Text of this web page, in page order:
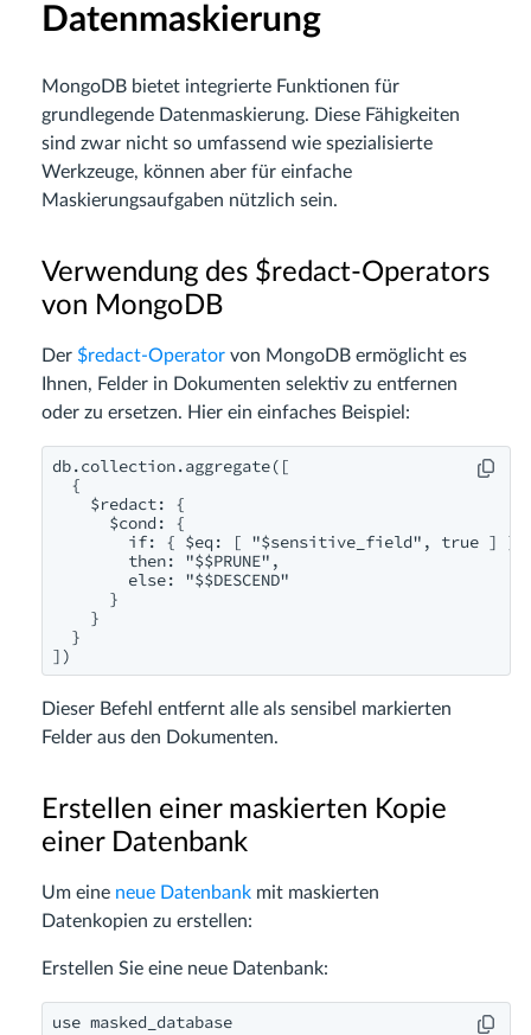
Datenmaskierung
MongoDB bietet integrierte Funktionen für
grundlegende Datenmaskierung. Diese Fähigkeiten
sind zwar nicht so umfassend wie spezialisierte
Werkzeuge, können aber für einfache
Maskierungsaufgaben nützlich sein.
Verwendung des $redact-Operators
von MongoDB
Der $redact-Operator von MongoDB ermöglicht es
Ihnen, Felder in Dokumenten selektiv zu entfernen
oder zu ersetzen. Hier ein einfaches Beispiel:
db.collection.aggregate([
  {
    $redact: {
      $cond: {
        if: { $eq: [ "$sensitive_field", true ] },
        then: "$$PRUNE",
        else: "$$DESCEND"
      }
    }
  }
])
Dieser Befehl entfernt alle als sensibel markierten
Felder aus den Dokumenten.
Erstellen einer maskierten Kopie
einer Datenbank
Um eine neue Datenbank mit maskierten
Datenkopien zu erstellen:
Erstellen Sie eine neue Datenbank:
use masked_database